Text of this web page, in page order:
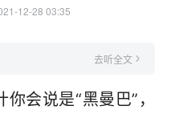
12-28 03:35
去听全文
会说是“黑曼巴”，